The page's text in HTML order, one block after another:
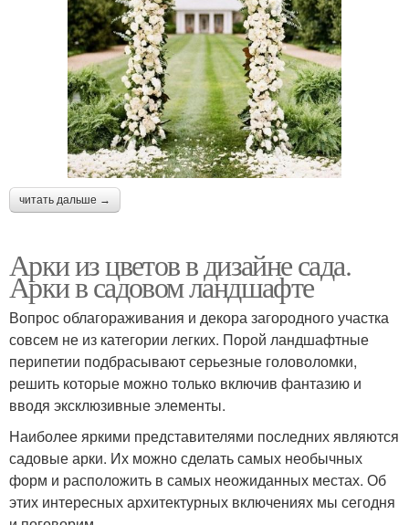
читать дальше →
Арки из цветов в дизайне сада.
Арки в садовом ландшафте
Вопрос облагораживания и декора загородного участка
совсем не из категории легких. Порой ландшафтные
перипетии подбрасывают серьезные головоломки,
решить которые можно только включив фантазию и
вводя эксклюзивные элементы.
Наиболее яркими представителями последних являются
садовые арки. Их можно сделать самых необычных
форм и расположить в самых неожиданных местах. Об
этих интересных архитектурных включениях мы сегодня